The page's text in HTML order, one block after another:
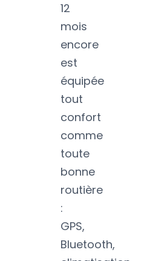
12
mois
encore
est
équipée
tout
confort
comme
toute
bonne
routière
:
GPS,
Bluetooth,